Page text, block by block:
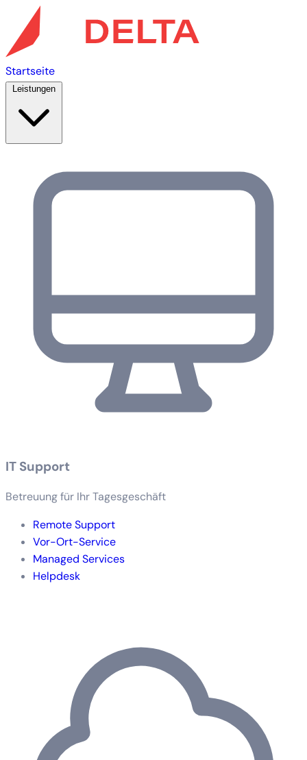
Startseite
IT Support
Betreuung für Ihr Tagesgeschäft
Remote Support
Vor-Ort-Service
Managed Services
Helpdesk